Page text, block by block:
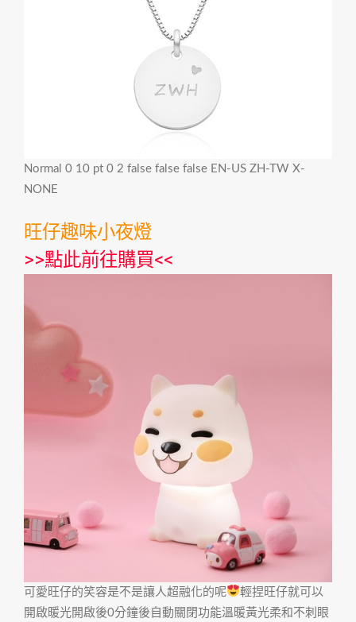
Normal 0 10 pt 0 2 false false false EN-US ZH-TW X-
NONE
旺仔趣味小夜燈
>>點此前往購買<<
可愛旺仔的笑容是不是讓人超融化的呢
輕捏旺仔就可以
開啟暖光開啟後0分鐘後自動關閉功能溫暖黃光柔和不刺眼